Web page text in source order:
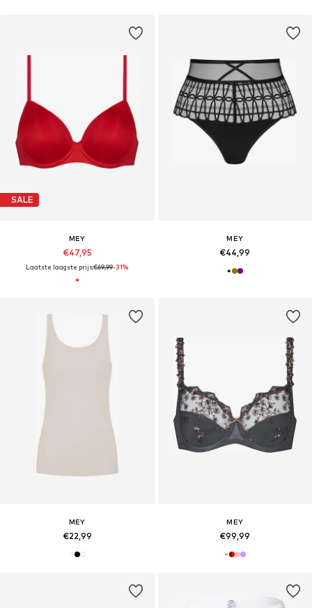
SALE
MEY
€47,95
Laatste laagste prijs:€69,99-31%
MEY
€44,99
MEY
€22,99
MEY
€99,99